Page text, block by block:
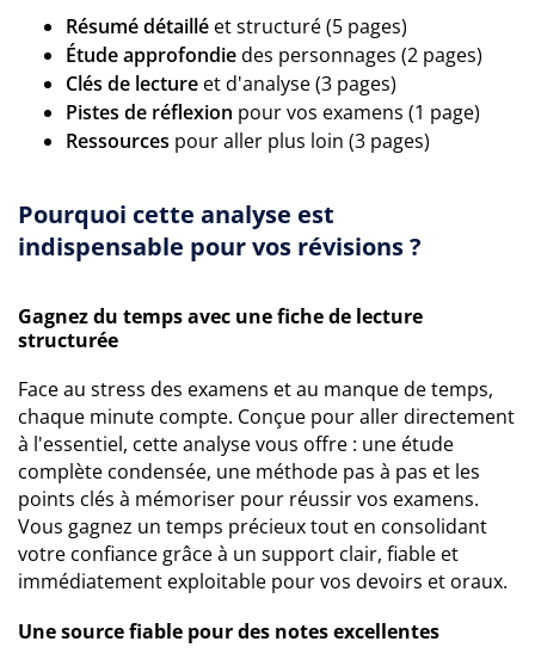
Résumé détaillé et structuré (5 pages)
Étude approfondiedes personnages (2 pages)
Clés de lecture et d'analyse (3 pages)
Pistes de réflexion pour vos examens (1 page)
Ressources pour aller plus loin (3 pages)
Pourquoi cette analyse est
indispensable pour vos révisions ?
Gagnez du temps avec une fiche de lecture
structurée
Face au stress des examens et au manque de temps,
chaque minute compte. Conçue pour aller directement
à l'essentiel, cette analyse vous offre : une étude
complète condensée, une méthode pas à pas et les
points clés à mémoriser pour réussir vos examens.
Vous gagnez un temps précieux tout en consolidant
votre confiance grâce à un support clair, fiable et
immédiatement exploitable pour vos devoirs et oraux.
Une source fiable pour des notes excellentes